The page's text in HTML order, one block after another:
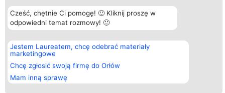
Cześć, chętnie Ci pomogę! 🙂 Kliknij proszę w
odpowiedni temat rozmowy! 🙂
Jestem Laureatem, chcę odebrać materiały
marketingowe
Chcę zgłosić swoją firmę do Orłów
Mam inną sprawę
Bright Side Solutions sp. z o.
o. sp. k.
ul. Ruska 22
Wrocław 50-079
KRS 0000749100 | Regon
381313360 | NIP 8943132676
+48 508 492 400
Laureaci
Lista
wszystkich
Laureatów
Zasady
Regulamin
Prywatności